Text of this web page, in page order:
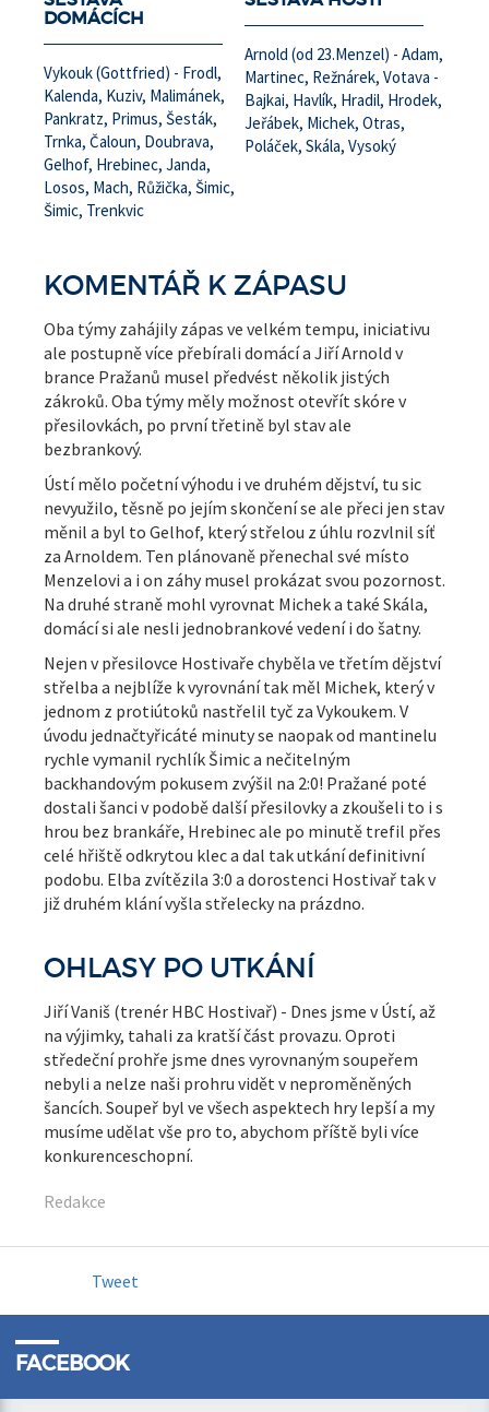
DOMÁCÍCH
Vykouk (Gottfried) - Frodl,
Kalenda, Kuziv, Malimánek,
Pankratz, Primus, Šesták,
Trnka, Čaloun, Doubrava,
Gelhof, Hrebinec, Janda,
Losos, Mach, Růžička, Šimic,
Šimic, Trenkvic
Arnold (od 23.Menzel) - Adam,
Martinec, Režnárek, Votava -
Bajkai, Havlík, Hradil, Hrodek,
Jeřábek, Michek, Otras,
Poláček, Skála, Vysoký
KOMENTÁŘ K ZÁPASU
Oba týmy zahájily zápas ve velkém tempu, iniciativu
ale postupně více přebírali domácí a Jiří Arnold v
brance Pražanů musel předvést několik jistých
zákroků. Oba týmy měly možnost otevřít skóre v
přesilovkách, po první třetině byl stav ale
bezbrankový.
Ústí mělo početní výhodu i ve druhém dějství, tu sic
nevyužilo, těsně po jejím skončení se ale přeci jen stav
měnil a byl to Gelhof, který střelou z úhlu rozvlnil síť
za Arnoldem. Ten plánovaně přenechal své místo
Menzelovi a i on záhy musel prokázat svou pozornost.
Na druhé straně mohl vyrovnat Michek a také Skála,
domácí si ale nesli jednobrankové vedení i do šatny.
Nejen v přesilovce Hostivaře chyběla ve třetím dějství
střelba a nejblíže k vyrovnání tak měl Michek, který v
jednom z protiútoků nastřelil tyč za Vykoukem. V
úvodu jednačtyřicáté minuty se naopak od mantinelu
rychle vymanil rychlík Šimic a nečitelným
backhandovým pokusem zvýšil na 2:0! Pražané poté
dostali šanci v podobě další přesilovky a zkoušeli to i s
hrou bez brankáře, Hrebinec ale po minutě trefil přes
celé hřiště odkrytou klec a dal tak utkání definitivní
podobu. Elba zvítězila 3:0 a dorostenci Hostivař tak v
již druhém klání vyšla střelecky na prázdno.
OHLASY PO UTKÁNÍ
Jiří Vaniš (trenér HBC Hostivař) - Dnes jsme v Ústí, až
na výjimky, tahali za kratší část provazu. Oproti
středeční prohře jsme dnes vyrovnaným soupeřem
nebyli a nelze naši prohru vidět v neproměněných
šancích. Soupeř byl ve všech aspektech hry lepší a my
musíme udělat vše pro to, abychom příště byli více
konkurenceschopní.
Redakce
Tweet
FACEBOOK